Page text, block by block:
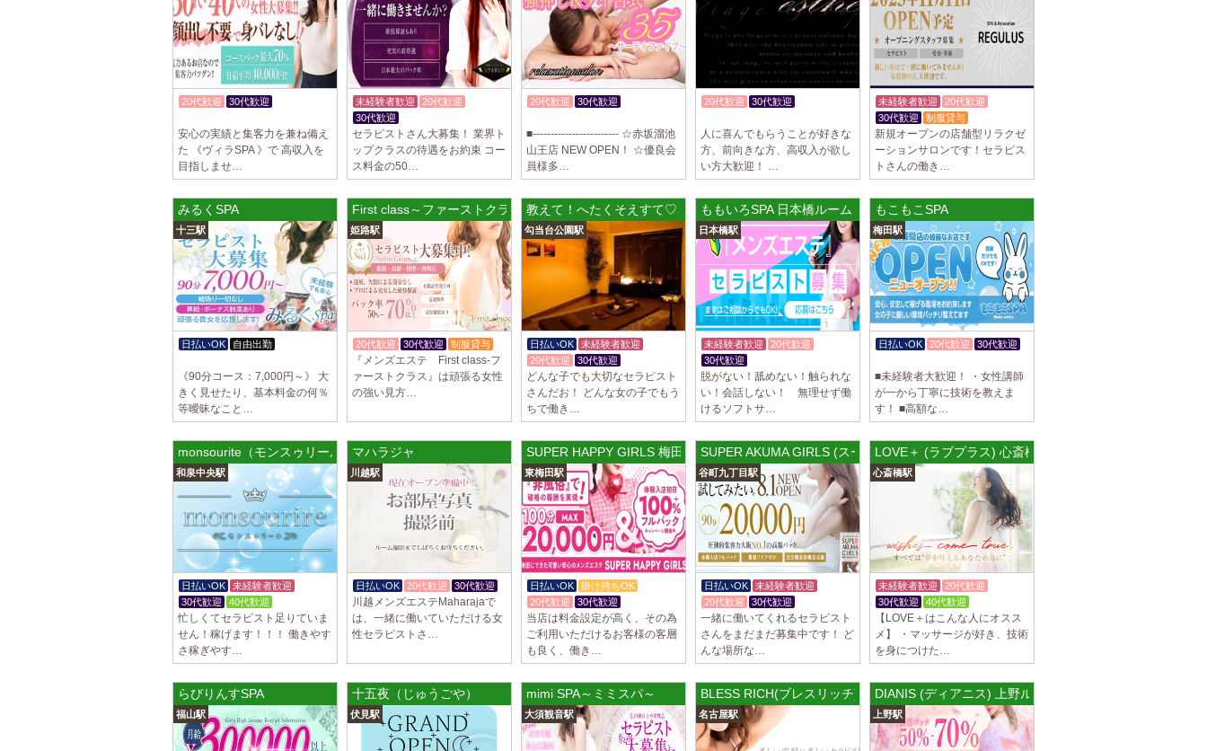
2025/04/05
Aroma de Banana (あろばな)
オープンにつきセラピスト大募集！！ 求人探しに苦労されている
貴方様に朗報です！ 当店では講習制度を徹底しています。 セクハ
ラ…
2025/04/04[吉祥寺駅]
LoveCHU (ラブチュ) 吉祥寺ルーム
やる気のあるセラピスト大募集！ 「本気で稼ぎたい！」「もっと
ます…
2025/04/04 [渋谷駅]
LoveCHU (ラブチュ) 渋谷ルーム
やる気のあるセラピスト大募集！ 「本気で稼ぎたい！」「もっと
人気セラピストになりたい！」 そんなあなたを全力でサポートし
ます…
2025/04/02[千歳烏山駅]
LoveCHU (ラブチュ) 千歳烏山ルーム
やる気のあるセラピスト大募集！ 「本気で稼ぎたい！」「もっと
人気セラピストになりたい！」 そんなあなたを全力でサポートし
ます…
2025/03/31[八王子駅]
Diamond～ダイヤモンド～
只今NEW OPENにつきセラピストが不足しています！ 今後も新規
出店が続くため、一緒に働いてくれるセラピストを大募集しま
す！ 女性…
2025/03/29[自由が丘駅]
LIVSPA (リブスパ) 自由が丘ルーム
当店の募集は嘘偽り等なく、記載通りにしっかりお給料をお支払
いさせていただきます。 とても働きやすいお店作りを心がけてお
ります…
2025/03/29[川崎駅]
LIVSPA (リブスパ) 川崎ルーム
当店の募集は嘘偽り等なく、記載通りにしっかりお給料をお支払
いさせていただきます。 とても働きやすいお店作りを心がけてお
ります…
20代歓迎
30代歓迎
安心の実績と集客力を兼ね備え
た 《ヴィラSPA 》で 高収入を
目指しませ…
未経験者歓迎
20代歓迎
30代歓迎
セラピストさん大募集！ 業界ト
ップクラスの待遇をお約束 コー
ス料金の50…
20代歓迎
30代歓迎
■------------------------ ☆赤坂溜池
山王店 NEW OPEN！ ☆優良会
員様多…
20代歓迎
30代歓迎
人に喜んでもらうことが好きな
方、前向きな方、高収入が欲し
い方大歓迎！ …
未経験者歓迎
20代歓迎
30代歓迎
制服貸与
新規オープンの店舗型リラクゼ
ーションサロンです！セラピス
トさんの働き…
みるくSPA
十三駅
日払いOK
自由出勤
《90分コース：7,000円～》 大
きく見せたり、基本料金の何％
等曖昧なこと…
First class～ファーストクラス～ 姫路店
姫路駅
20代歓迎 30代歓迎 制服貸与
『メンズエステ First class-フ
ァーストクラス』は頑張る女性
の強い見方…
教えて！へたくそえすて♡
勾当台公園駅
日払いOK
未経験者歓迎
20代歓迎
30代歓迎
どんな子でも大切なセラピスト
さんだお！ どんな女の子でもう
ちで働き…
ももいろSPA 日本橋ルーム
日本橋駅
未経験者歓迎
20代歓迎
30代歓迎
脱がない！舐めない！触られな
い！会話しない！ 無理せず働
けるソフトサ…
もこもこSPA
梅田駅
日払いOK 20代歓迎
30代歓迎
■未経験者大歓迎！ ・女性講師
が一から丁寧に技術を教えま
す！ ■高額な…
monsourite（モンスゥリール）和泉中央ルーム
和泉中央駅
日払いOK
未経験者歓迎
30代歓迎
40代歓迎
忙しくてセラピスト足りていま
せん！稼げます！！！ 働きやす
さ稼ぎやす…
マハラジャ
川越駅
日払いOK 20代歓迎 30代歓迎
川越メンズエステMaharajaで
は、一緒に働いていただける女
性セラピストさ…
SUPER HAPPY GIRLS 梅田ルーム
東梅田駅
日払いOK
掛け持ちOK
20代歓迎
30代歓迎
当店は料金設定が高く、その為
ご利用いただけるお客様の客層
も良く、働き…
SUPER AKUMA GIRLS (スーパーアクマガールズ) ⾕町9丁⽬ルーム
谷町九丁目駅
日払いOK
未経験者歓迎
20代歓迎
30代歓迎
一緒に働いてくれるセラピスト
さんをまだまだ募集中です！ ど
んな場所な…
LOVE＋ (ラブプラス) 心斎橋ルーム
心斎橋駅
未経験者歓迎
20代歓迎
30代歓迎
40代歓迎
【LOVE＋はこんな人にオスス
メ】 ・マッサージが好き、技術
を身につけた…
らびりんすSPA
福山駅
十五夜（じゅうごや）
伏見駅
mimi SPA～ミミスパ～
大須観音駅
BLESS RICH(ブレスリッチ)名古屋
名古屋駅
DIANIS (ディアニス) 上野ルーム
上野駅